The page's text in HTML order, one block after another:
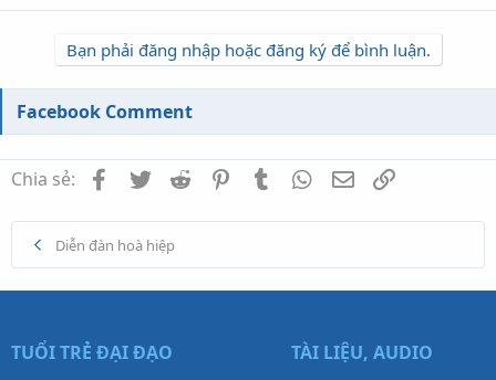
Bạn phải đăng nhập hoặc đăng ký để bình luận.
Facebook Comment
Chia sẻ: Facebook
TwitterReddit PinterestTumblrWhatsApp
Email
Diễn đàn hoà hiệp
TUỔI TRẺ ĐẠI ĐẠO TÀI LIỆU, AUDIO